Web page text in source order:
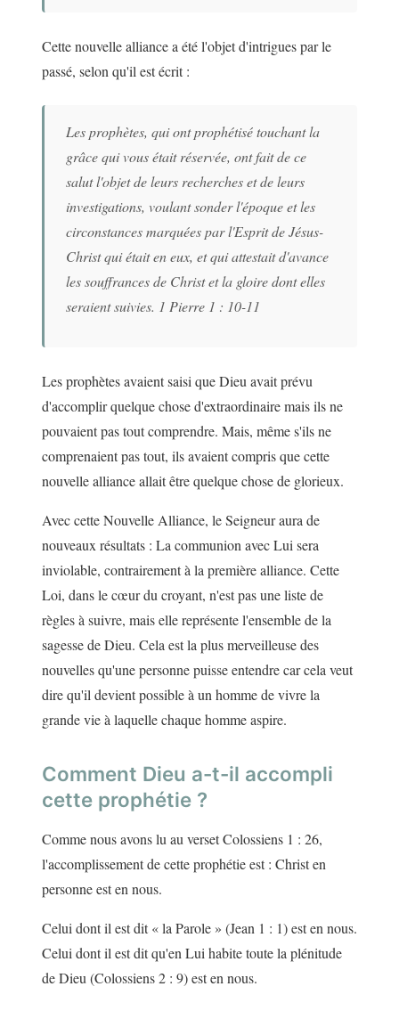
Cette nouvelle alliance a été l'objet d'intrigues par le
passé, selon qu'il est écrit :
Les prophètes, qui ont prophétisé touchant la
grâce qui vous était réservée, ont fait de ce
salut l'objet de leurs recherches et de leurs
investigations, voulant sonder l'époque et les
circonstances marquées par l'Esprit de Jésus-
Christ qui était en eux, et qui attestait d'avance
les souffrances de Christ et la gloire dont elles
seraient suivies. 1 Pierre 1 : 10-11
Les prophètes avaient saisi que Dieu avait prévu
d'accomplir quelque chose d'extraordinaire mais ils ne
pouvaient pas tout comprendre. Mais, même s'ils ne
comprenaient pas tout, ils avaient compris que cette
nouvelle alliance allait être quelque chose de glorieux.
Avec cette Nouvelle Alliance, le Seigneur aura de
nouveaux résultats : La communion avec Lui sera
inviolable, contrairement à la première alliance. Cette
Loi, dans le cœur du croyant, n'est pas une liste de
règles à suivre, mais elle représente l'ensemble de la
sagesse de Dieu. Cela est la plus merveilleuse des
nouvelles qu'une personne puisse entendre car cela veut
dire qu'il devient possible à un homme de vivre la
grande vie à laquelle chaque homme aspire.
Comment Dieu a-t-il accompli
cette prophétie ?
Comme nous avons lu au verset Colossiens 1 : 26,
l'accomplissement de cette prophétie est : Christ en
personne est en nous.
Celui dont il est dit « la Parole » (Jean 1 : 1) est en nous.
Celui dont il est dit qu'en Lui habite toute la plénitude
de Dieu (Colossiens 2 : 9) est en nous.